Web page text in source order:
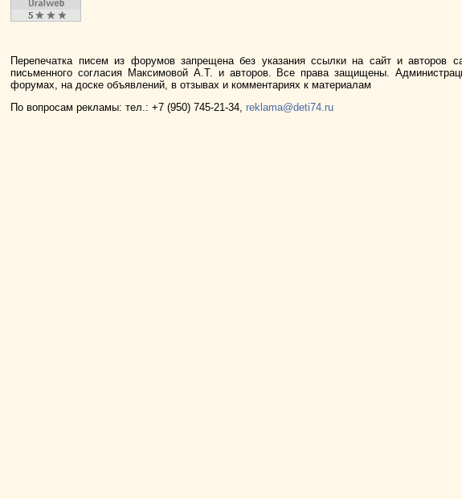
Перепечатка писем из форумов запрещена без указания ссылки на сайт и авторов
письменного согласия Максимовой А.Т. и авторов. Все права защищены.
форумах, на доске объявлений, в отзывах и комментариях к материалам
По вопросам рекламы: тел.: +7 (950) 745-21-34,reklama@deti74.ru